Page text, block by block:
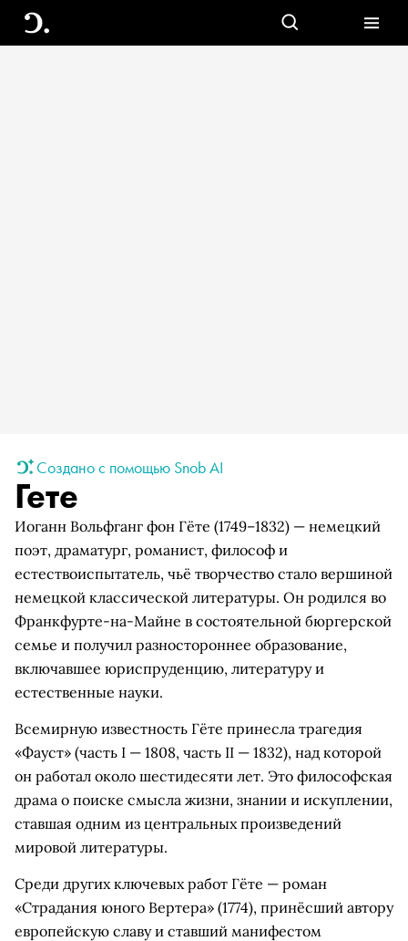
Создано с помощью Snob AI
Гете
Иоганн Вольфганг фон Гёте (1749–1832) — немецкий
поэт, драматург, романист, философ и
естествоиспытатель, чьё творчество стало вершиной
немецкой классической литературы. Он родился во
Франкфурте-на-Майне в состоятельной бюргерской
семье и получил разностороннее образование,
включавшее юриспруденцию, литературу и
естественные науки.
Всемирную известность Гёте принесла трагедия
«Фауст» (часть I — 1808, часть II — 1832), над которой
он работал около шестидесяти лет. Это философская
драма о поиске смысла жизни, знании и искуплении,
ставшая одним из центральных произведений
мировой литературы.
Среди других ключевых работ Гёте — роман
«Страдания юного Вертера» (1774), принёсший автору
европейскую славу и ставший манифестом